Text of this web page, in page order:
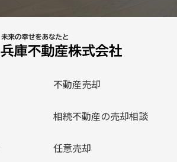
不動産売却
相続不動産の売却相談
任意売却